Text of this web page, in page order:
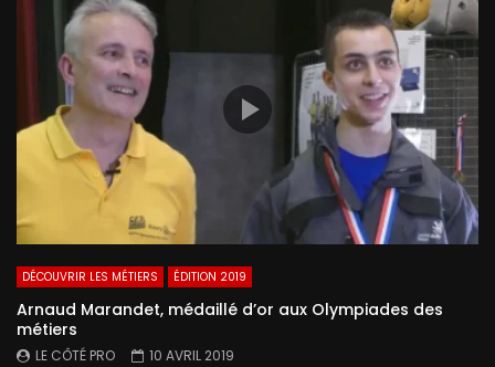
DÉCOUVRIR LES MÉTIERS ÉDITION 2019
Arnaud Marandet, médaillé d’or aux Olympiades des
métiers
LE CÔTÉ PRO
10 AVRIL 2019